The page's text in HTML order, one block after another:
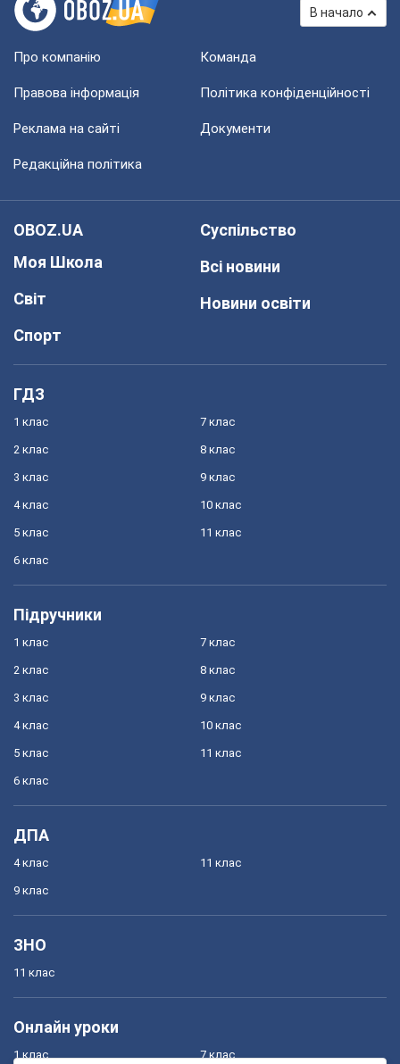
В начало
Про компанію Команда
Правова інформація Політика конфіденційності
Реклама на сайті Документи
Редакційна політика
OBOZ.UA
Моя Школа
Світ
Спорт
Суспільство
Всі новини
Новини освіти
ГДЗ
1 клас
2 клас
3 клас
4 клас
5 клас
6 клас
7 клас
8 клас
9 клас
10 клас
11 клас
Підручники
1 клас
2 клас
3 клас
4 клас
5 клас
6 клас
7 клас
8 клас
9 клас
10 клас
11 клас
ДПА
4 клас
9 клас
11 клас
ЗНО
11 клас
Онлайн уроки
1 клас 7 клас